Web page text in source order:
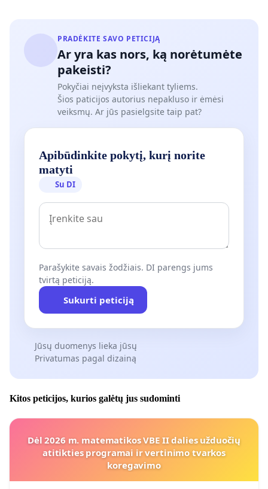
PRADĖKITE SAVO PETICIJĄ
Ar yra kas nors, ką norėtumėte
pakeisti?
Pokyčiai neįvyksta išliekant tyliems.
Šios paticijos autorius nepakluso ir ėmėsi
veiksmų. Ar jūs pasielgsite taip pat?
Apibūdinkite pokytį, kurį norite
matyti
Su DI
Parašykite savais žodžiais. DI parengs jums
tvirtą peticiją.
Sukurti peticiją
Jūsų duomenys lieka jūsų
Privatumas pagal dizainą
Kitos peticijos, kurios galėtų jus sudominti
Dėl 2026 m. matematikos VBE II dalies užduočių
atitikties programai ir vertinimo tvarkos
koregavimo